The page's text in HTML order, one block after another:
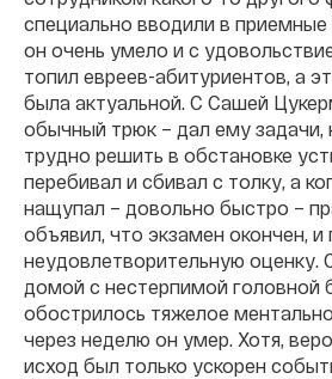
специально вводили в приемные
он очень умело и с
топил евреев-абитуриентов, а
была актуальной. С Сашей
обычный трюк – дал ему задачи,
трудно решить в обстановке
перебивал и сбивал с толку, а
нащупал – довольно быстро –
объявил, что экзамен окончен, и
неудовлетворительную оценку.
домой с нестерпимой головной
обострилось тяжелое
через неделю он умер. Хотя,
исход был только ускорен